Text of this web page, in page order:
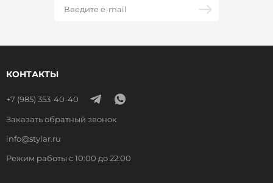
КОНТАКТЫ
+7 (985) 353-40-40
Заказать обратный звонок
info@stylar.ru
Режим работы с 10:00 до 22:00